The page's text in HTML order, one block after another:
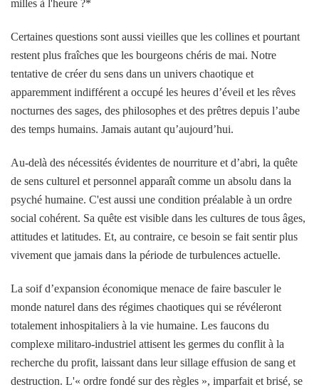
milles à l'heure ?*
Certaines questions sont aussi vieilles que les collines et pourtant
restent plus fraîches que les bourgeons chéris de mai. Notre
tentative de créer du sens dans un univers chaotique et
apparemment indifférent a occupé les heures d’éveil et les rêves
nocturnes des sages, des philosophes et des prêtres depuis l’aube
des temps humains. Jamais autant qu’aujourd’hui.
Au-delà des nécessités évidentes de nourriture et d’abri, la quête
de sens culturel et personnel apparaît comme un absolu dans la
psyché humaine. C'est aussi une condition préalable à un ordre
social cohérent. Sa quête est visible dans les cultures de tous âges,
attitudes et latitudes. Et, au contraire, ce besoin se fait sentir plus
vivement que jamais dans la période de turbulences actuelle.
La soif d’expansion économique menace de faire basculer le
monde naturel dans des régimes chaotiques qui se révéleront
totalement inhospitaliers à la vie humaine. Les faucons du
complexe militaro-industriel attisent les germes du conflit à la
recherche du profit, laissant dans leur sillage effusion de sang et
destruction. L'« ordre fondé sur des règles », imparfait et brisé, se